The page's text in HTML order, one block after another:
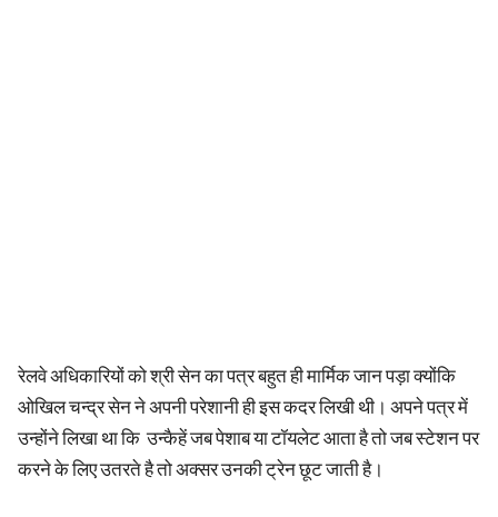
रेलवे अधिकारियों को श्री सेन का पत्र बहुत ही मार्मिक जान पड़ा क्योंकि
ओखिल चन्द्र सेन ने अपनी परेशानी ही इस कदर लिखी थी। अपने पत्र में
उन्होंने लिखा था कि उन्कैहें जब पेशाब या टॉयलेट आता है तो जब स्टेशन पर
करने के लिए उतरते है तो अक्सर उनकी ट्रेन छूट जाती है।